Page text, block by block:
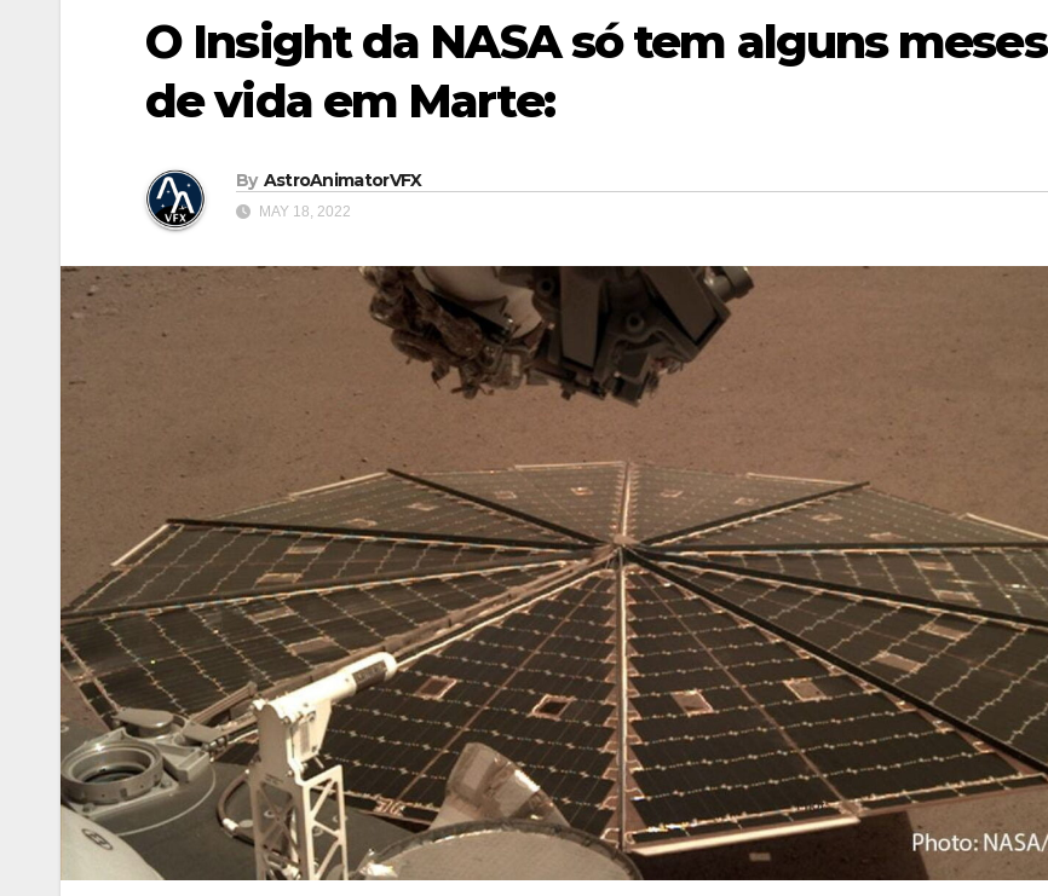
O Insight da NASA só tem alguns meses
de vida em Marte:
By AstroAnimatorVFX
MAY 18, 2022